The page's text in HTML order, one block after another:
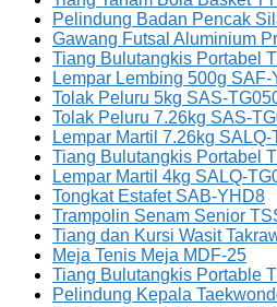
Pelindung Badan Pencak
Gawang Futsal Aluminium
Tiang Bulutangkis Portabel
Lempar Lembing 500g SAF-
Tolak Peluru 5kg SAS-
Tolak Peluru 7.26kg SAS-
Lempar Martil 7.26kg SALQ-
Tiang Bulutangkis Portabel
Lempar Martil 4kg SALQ-
Tongkat Estafet SAB-YHD8
Trampolin Senam Senior
Tiang dan Kursi Wasit
Meja Tenis Meja MDF-25
Tiang Bulutangkis Portable
Pelindung Kepala